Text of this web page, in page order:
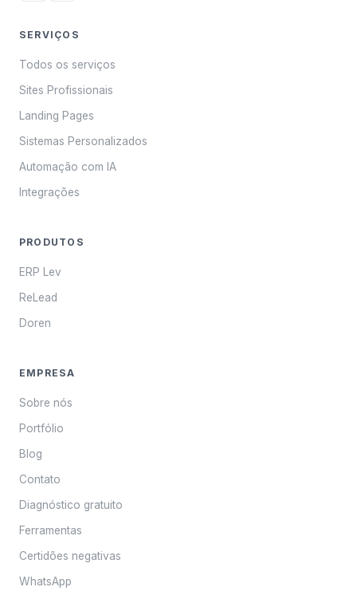
SERVIÇOS
Todos os serviços
Sites Profissionais
Landing Pages
Sistemas Personalizados
Automação com IA
Integrações
PRODUTOS
ERP Lev
ReLead
Doren
EMPRESA
Sobre nós
Portfólio
Blog
Contato
Diagnóstico gratuito
Ferramentas
Certidões negativas
WhatsApp